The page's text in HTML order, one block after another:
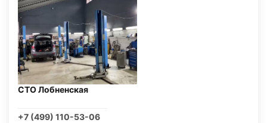
СТО Лобненская
+7 (499) 110-53-06